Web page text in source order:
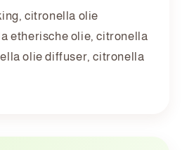
citronella olie
etherische olie, citronella
olie diffuser, citronella